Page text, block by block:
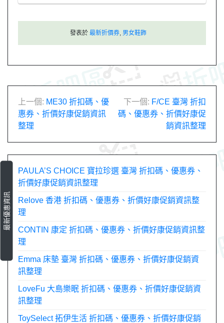
發表於 最新折價券 男女鞋飾
文
章
導
上一個: ME30 折扣碼、優
惠券、折價好康促銷資訊
整理
下一個: F/CE 臺灣 折扣
碼、優惠券、折價好康促
銷資訊整理
最新優惠資訊
PAULA’S CHOICE 寶拉珍選 臺灣 折扣碼、優惠券、
折價好康促銷資訊整理
Relove 香港 折扣碼、優惠券、折價好康促銷資訊整
理
CONTIN 康定 折扣碼、優惠券、折價好康促銷資訊整
理
Emma 床墊 臺灣 折扣碼、優惠券、折價好康促銷資
訊整理
LoveFu 大島樂眠 折扣碼、優惠券、折價好康促銷資
訊整理
ToySelect 拓伊生活 折扣碼、優惠券、折價好康促銷